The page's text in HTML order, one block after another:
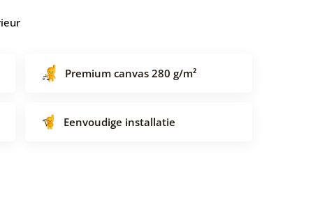
Premium canvas 280 g/m²
Eenvoudige installatie